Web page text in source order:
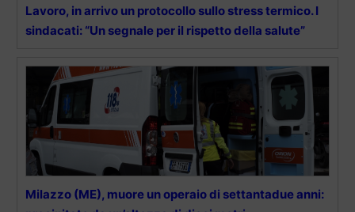
Lavoro, in arrivo un protocollo sullo stress termico. I
sindacati: “Un segnale per il rispetto della salute”
Milazzo (ME), muore un operaio di settantadue anni: